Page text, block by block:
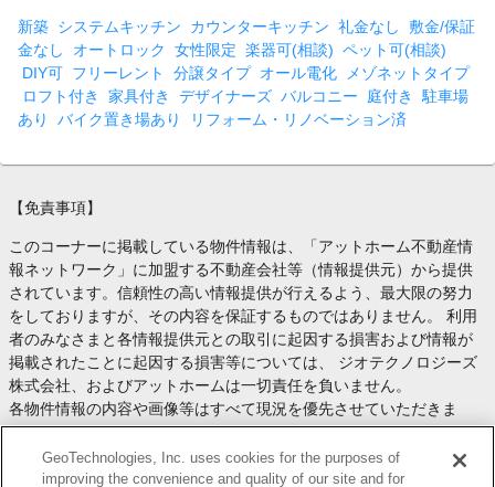
新築 システムキッチン カウンターキッチン 礼金なし
敷金/保証
金なし
オートロック 女性限定 楽器可(相談) ペット可(相談)
DIY可 フリーレント 分譲タイプ オール電化
メゾネットタイプ
ロフト付き
家具付き デザイナーズ バルコニー 庭付き
駐車場
あり
バイク置き場あり リフォーム・リノベーション済
【免責事項】
このコーナーに掲載している物件情報は、「アットホーム不動産情
報ネットワーク」に加盟する不動産会社等（情報提供元）から提供
されています。信頼性の高い情報提供が行えるよう、最大限の努力
をしておりますが、その内容を保証するものではありません。 利用
者のみなさまと各情報提供元との取引に起因する損害および情報が
掲載されたことに起因する損害等については、 ジオテクノロジーズ
株式会社、およびアットホームは一切責任を負いません。
各物件情報の内容や画像等はすべて現況を優先させていただきま
す。
お取引等（お取引の準備、資金調達等を含みます）の際には、内容
や契約条件等について、 各情報提供元より十分な説明を受け、ご自
GeoTechnologies, Inc. uses cookies for the purposes of
improving the convenience and quality of our site and for